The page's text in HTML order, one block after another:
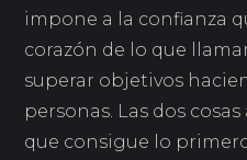
impone a la confianza
corazón de lo que
superar objetivos
personas. Las dos
que consigue lo